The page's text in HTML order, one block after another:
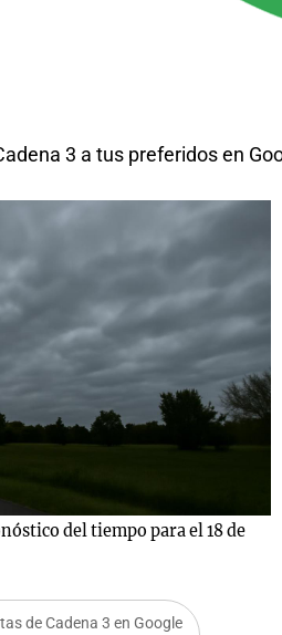
3 a tus preferidos en
del tiempo para el 18 de
de Cadena 3 en Google